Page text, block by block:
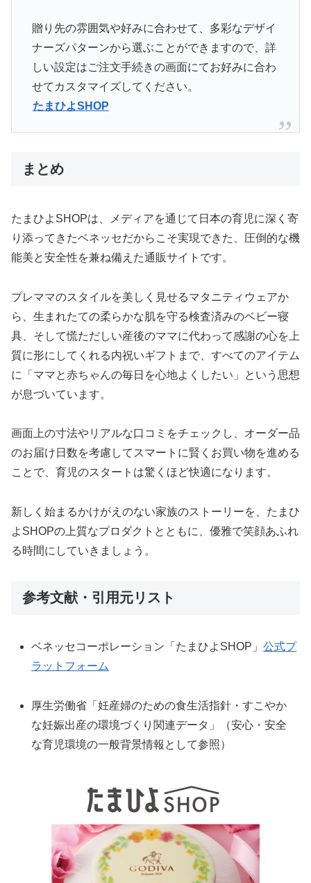
贈り先の雰囲気や好みに合わせて、多彩なデザイ
ナーズパターンから選ぶことができますので、詳
しい設定はご注文手続きの画面にてお好みに合わ
せてカスタマイズしてください。
たまひよSHOP
まとめ
たまひよSHOPは、メディアを通じて日本の育児に深く寄
り添ってきたベネッセだからこそ実現できた、圧倒的な機
能美と安全性を兼ね備えた通販サイトです。
プレママのスタイルを美しく見せるマタニティウェアか
ら、生まれたての柔らかな肌を守る検査済みのベビー寝
具、そして慌ただしい産後のママに代わって感謝の心を上
質に形にしてくれる内祝いギフトまで、すべてのアイテム
に「ママと赤ちゃんの毎日を心地よくしたい」という思想
が息づいています。
画面上の寸法やリアルな口コミをチェックし、オーダー品
のお届け日数を考慮してスマートに賢くお買い物を進める
ことで、育児のスタートは驚くほど快適になります。
新しく始まるかけがえのない家族のストーリーを、たまひ
よSHOPの上質なプロダクトとともに、優雅で笑顔あふれ
る時間にしていきましょう。
参考文献・引用元リスト
ベネッセコーポレーション「たまひよSHOP」公式プ
ラットフォーム
厚生労働省「妊産婦のための食生活指針・すこやか
な妊娠出産の環境づくり関連データ」（安心・安全
な育児環境の一般背景情報として参照）